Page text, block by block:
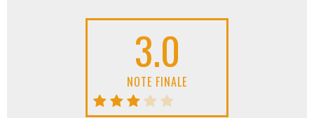
3.0
NOTE FINALE